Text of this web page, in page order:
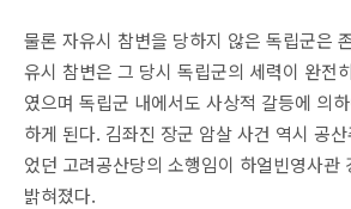
물론 자유시 참변을 당하지 않은 독립군은
유시 참변은 그 당시 독립군의 세력이 완전
였으며 독립군 내에서도 사상적 갈등에 의
하게 된다. 김좌진 장군 암살 사건 역시 공
었던 고려공산당의 소행임이 하얼빈영사관
밝혀졌다.